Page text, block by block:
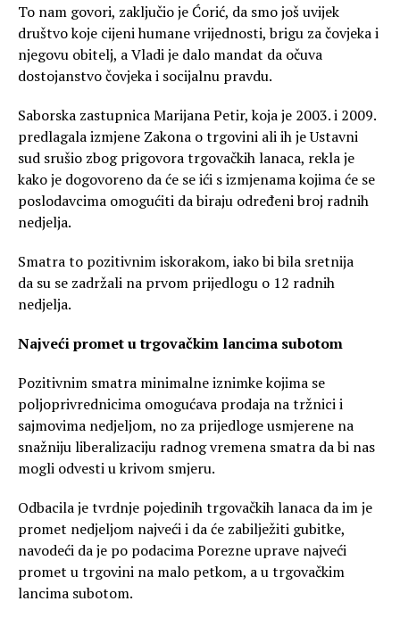
To nam govori, zaključio je Ćorić, da smo još uvijek
društvo koje cijeni humane vrijednosti, brigu za čovjeka i
njegovu obitelj, a Vladi je dalo mandat da očuva
dostojanstvo čovjeka i socijalnu pravdu.
Saborska zastupnica Marijana Petir, koja je 2003. i 2009.
predlagala izmjene Zakona o trgovini ali ih je Ustavni
sud srušio zbog prigovora trgovačkih lanaca, rekla je
kako je dogovoreno da će se ići s izmjenama kojima će se
poslodavcima omogućiti da biraju određeni broj radnih
nedjelja.
Smatra to pozitivnim iskorakom, iako bi bila sretnija
da su se zadržali na prvom prijedlogu o 12 radnih
nedjelja.
Najveći promet u trgovačkim lancima subotom
Pozitivnim smatra minimalne iznimke kojima se
poljoprivrednicima omogućava prodaja na tržnici i
sajmovima nedjeljom, no za prijedloge usmjerene na
snažniju liberalizaciju radnog vremena smatra da bi nas
mogli odvesti u krivom smjeru.
Odbacila je tvrdnje pojedinih trgovačkih lanaca da im je
promet nedjeljom najveći i da će zabilježiti gubitke,
navodeći da je po podacima Porezne uprave najveći
promet u trgovini na malo petkom, a u trgovačkim
lancima subotom.